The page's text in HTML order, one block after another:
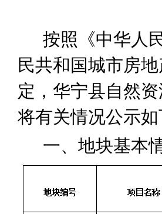
按照《中华人
民共和国城市房
定，华宁县自然
将有关情况公示如
一、 地块基本